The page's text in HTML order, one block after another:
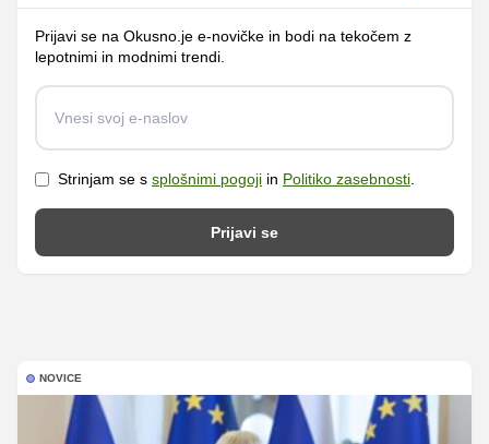
Prijavi se na Okusno.je e-novičke in bodi na tekočem z
lepotnimi in modnimi trendi.
Strinjam se s splošnimi pogoji in Politiko zasebnosti
Prijavi se
NOVICE